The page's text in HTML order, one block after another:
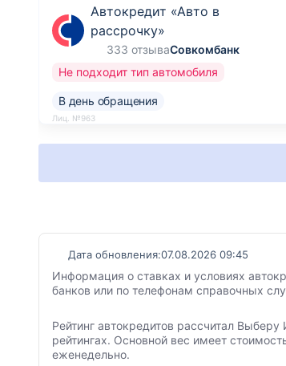
Автокредит «Авто в
рассрочку»
333 отзываСовкомбанк
Не подходит тип автомобиля
В день обращения
Лиц. №963
Дата обновления:07.08.2026 09:45
Информация о ставках и условиях
банков или по телефонам справочных
Рейтинг автокредитов рассчитал
рейтингах. Основной вес имеет
еженедельно.